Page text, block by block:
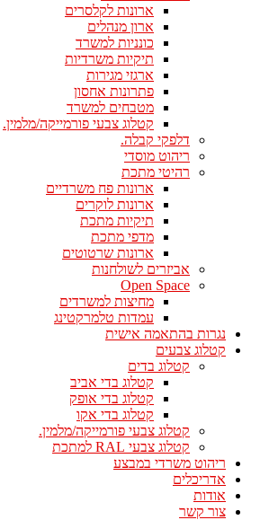
ארונות לקלסרים
ארון מנהלים
כונניות למשרד
תיקיות משרדיות
ארגזי מגירות
פתרונות אחסון
מטבחים למשרד
קטלוג צבעי פורמייקה/מלמין.
דלפקי קבלה.
ריהוט מוסדי
רהיטי מתכת
ארונות פח משרדיים
ארונות לוקרים
תיקיות מתכת
מדפי מתכת
ארונות שרטוטים
אביזרים לשולחנות
Open Space
מחיצות למשרדים
עמדות טלמרקטינג
נגרות בהתאמה אישית
קטלוג צבעים
קטלוג בדים
קטלוג בדי אביב
קטלוג בדי אופק
קטלוג בדי אקו
קטלוג צבעי פורמייקה/מלמין.
קטלוג צבעי RAL למתכת
ריהוט משרדי במבצע
אדריכלים
אודות
צור קשר